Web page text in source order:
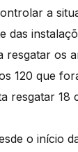
a
das
resgatar os
120 que
resgatar 18
o início